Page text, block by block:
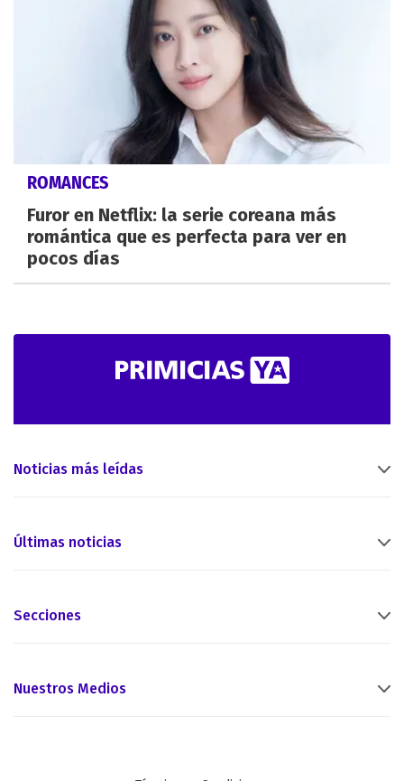
ROMANCES
Furor en Netflix: la serie coreana más
romántica que es perfecta para ver en
pocos días
Noticias más leídas
Últimas noticias
Secciones
Nuestros Medios